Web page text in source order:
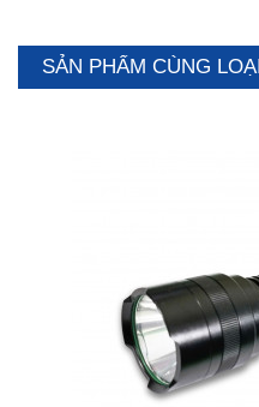
SẢN PHẨM CÙNG LOẠI